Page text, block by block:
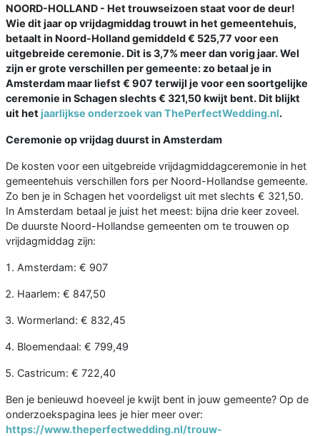
NOORD-HOLLAND - Het trouwseizoen staat voor de deur!
Wie dit jaar op vrijdagmiddag trouwt in het gemeentehuis,
betaalt in Noord-Holland gemiddeld € 525,77 voor een
uitgebreide ceremonie. Dit is 3,7% meer dan vorig jaar. Wel
zijn er grote verschillen per gemeente: zo betaal je in
Amsterdam maar liefst € 907 terwijl je voor een soortgelijke
ceremonie in Schagen slechts € 321,50 kwijt bent. Dit blijkt
uit het jaarlijkse onderzoek van ThePerfectWedding.nl.
Ceremonie op vrijdag duurst in Amsterdam
De kosten voor een uitgebreide vrijdagmiddagceremonie in het
gemeentehuis verschillen fors per Noord-Hollandse gemeente.
Zo ben je in Schagen het voordeligst uit met slechts € 321,50.
In Amsterdam betaal je juist het meest: bijna drie keer zoveel.
De duurste Noord-Hollandse gemeenten om te trouwen op
vrijdagmiddag zijn:
Amsterdam: € 907
Haarlem: € 847,50
Wormerland: € 832,45
Bloemendaal: € 799,49
Castricum: € 722,40
Ben je benieuwd hoeveel je kwijt bent in jouw gemeente? Op de
onderzoekspagina lees je hier meer over:
https://www.theperfectwedding.nl/trouw-